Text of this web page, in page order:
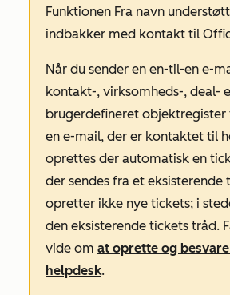
Funktionen Fra navn
indbakker med kontakt til
Når du sender en en-til-en e-
kontakt-, virksomheds-, deal-
brugerdefineret
en e-mail, der er kontaktet til
oprettes der automatisk en
der sendes fra et eksisterende
opretter ikke nye tickets; i
den eksisterende tickets tråd.
vide om at oprette og
helpdesk.